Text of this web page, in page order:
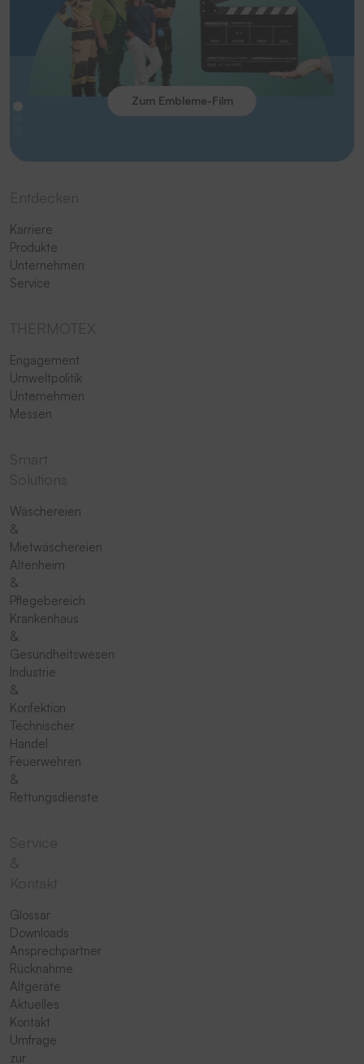
Zum Embleme-Film
Karriere
Produkte
Unternehmen
Service
Engagement
Umweltpolitik
Unternehmen
Messen
Wäschereien
&
Mietwäschereien
Altenheim
&
Pflegebereich
Krankenhaus
&
Gesundheitswesen
Industrie
&
Konfektion
Technischer
Handel
Feuerwehren
&
Rettungsdienste
Glossar
Downloads
Ansprechpartner
Rücknahme
Altgeräte
Aktuelles
Kontakt
Umfrage
zur